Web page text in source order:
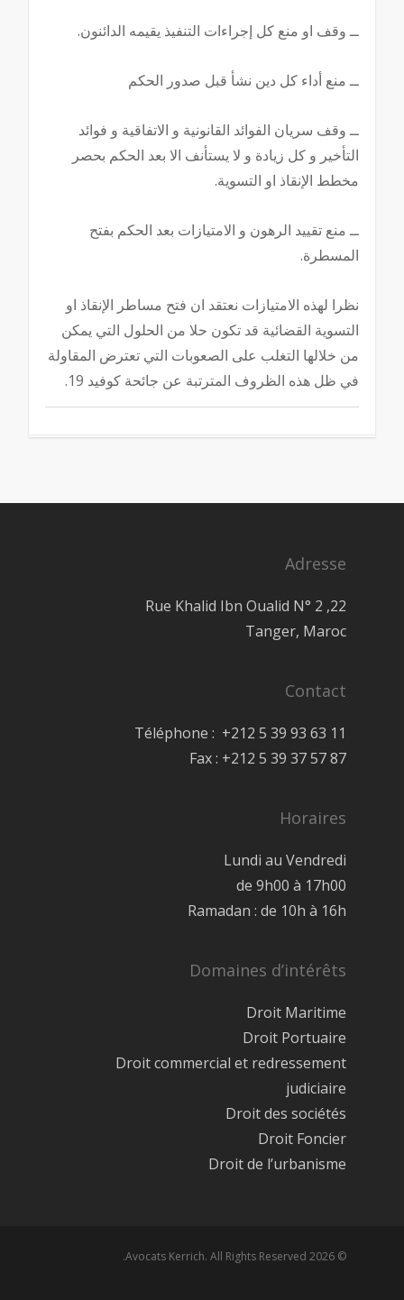
ــ وقف او منع كل إجراءات التنفيذ يقيمه الدائنون.
ــ منع أداء كل دين نشأ قبل صدور الحكم
ــ وقف سريان الفوائد القانونية و الاتفاقية و فوائد
التأخير و كل زيادة و لا يستأنف الا بعد الحكم بحصر
مخطط الإنقاذ او التسوية.
ــ منع تقييد الرهون و الامتيازات بعد الحكم بفتح
المسطرة.
نظرا لهذه الامتيازات نعتقد ان فتح مساطر الإنقاذ او
التسوية القضائية قد تكون حلا من الحلول التي يمكن
من خلالها التغلب على الصعوبات التي تعترض المقاولة
في ظل هذه الظروف المترتبة عن جائحة كوفيد 19.
Adresse
22, Rue Khalid Ibn Oualid N° 2
Tanger, Maroc
Contact
Téléphone : +212 5 39 93 63 11
Fax : +212 5 39 37 57 87
Horaires
Lundi au Vendredi
de 9h00 à 17h00
Ramadan : de 10h à 16h
Domaines d’intérêts
Droit Maritime
Droit Portuaire
Droit commercial et redressement
judiciaire
Droit des sociétés
Droit Foncier
Droit de l’urbanisme
© 2026 Avocats Kerrich. All Rights Reserved.